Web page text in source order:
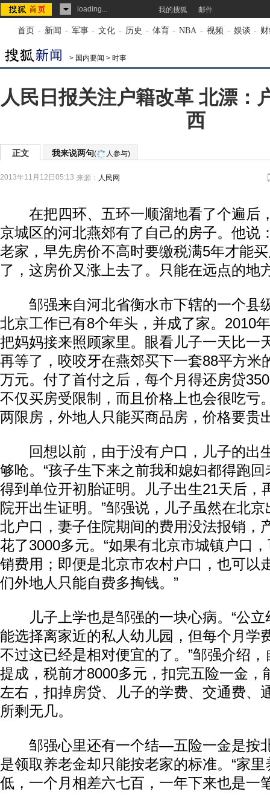
loading... 我的搜狐 邮件
首页 - 新闻 - 军事 - 文化 - 历史 - 体育 - NBA - 视频 - 娱谈 -
> 国内要闻 > 时事
人民日报关注户籍改革 北漂：
西
正文 我来说两句( 人参与)
2013年11月12日05:13 来源： 人民网
在把四环、五环一顺溜地看了个遍后
京城区的河北燕郊有了自己的房子。他说
老家，早先房价不高时要缴税满5年才能
了，这房价又涨上去了。只能在远点的地
邹强来自河北省衡水市下辖的一个县
北京工作已有8个年头，并成了家。2010
把妈妈接来照顾家里。眼看儿子一天比一
再等了，咬咬牙在燕郊买下一套88平方米
万元。付了首付之后，每个月得还房贷
不仅买房受限制，而且价格上也会很吃亏
两限房，外地人只能买商品房，价格要贵
回想以前，由于没有户口，儿子的出
够呛。“孩子生下来之前我和媳妇都得跑
得到单位开初胎证明。儿子出生21天后，
院开出生证明。”邹强说，儿子虽然在北
北户口，妻子住院期间的费用没法报销，
花了3000多元。“如果有北京市城镇户口
销费用；即便是北京市农村户口，也可以
们外地人只能自费多掏钱。”
儿子上学也是邹强的一块心病。“公立
能选择离家近的私人幼儿园，但每个月学
不过这已经是相对便宜的了。”邹强介绍
提成，税前才8000多元，扣完五险一金，
左右，扣掉房贷、儿子的学费、交通费、
所剩无几。
邹强心里还有一个结—五险一金是按
是领取养老金却只能按老家的标准。“家
低，一个月相差六七百，一年下来也是一